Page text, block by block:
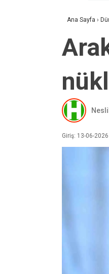
Ana Sayfa ›
Giriş: 13-06-2026